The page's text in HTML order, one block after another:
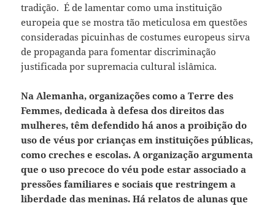
tradição. É de lamentar como uma instituição
europeia que se mostra tão meticulosa em questões
consideradas picuinhas de costumes europeus sirva
de propaganda para fomentar discriminação
justificada por supremacia cultural islâmica.
Na Alemanha, organizações como a Terre des
Femmes, dedicada à defesa dos direitos das
mulheres, têm defendido há anos a proibição do
uso de véus por crianças em instituições públicas,
como creches e escolas. A organização argumenta
que o uso precoce do véu pode estar associado a
pressões familiares e sociais que restringem a
liberdade das meninas. Há relatos de alunas que